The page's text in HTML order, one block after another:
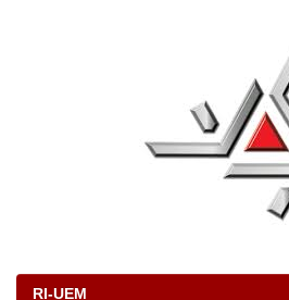
RI-UEM